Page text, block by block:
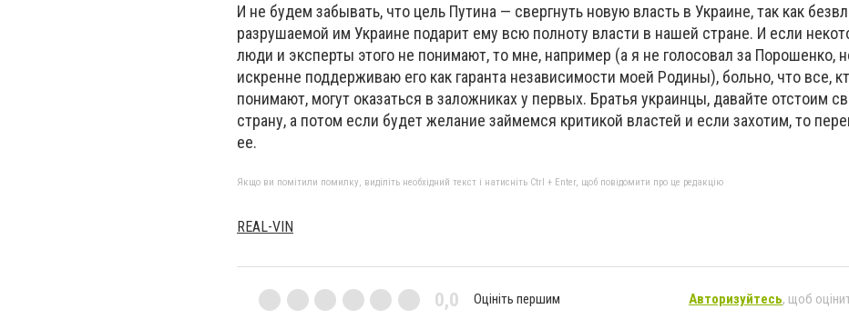
И не будем забывать, что цель Путина — свергнуть новую власть в Украине, так как
разрушаемой им Украине подарит ему всю полноту власти в нашей стране. И если
люди и эксперты этого не понимают, то мне, например (а я не голосовал за Порошенко,
искренне поддерживаю его как гаранта независимости моей Родины), больно, что все,
понимают, могут оказаться в заложниках у первых. Братья украинцы, давайте отстоим
страну, а потом если будет желание займемся критикой властей и если захотим, то
ее.
Якщо ви помітили помилку, виділіть необхідний текст і натисніть Ctrl + Enter, щоб повідомити про це редакцію
REAL-VIN
0,0 Оцініть першим Авторизуйтесь, щоб